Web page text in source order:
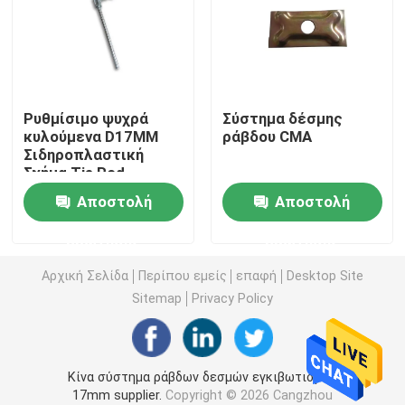
Μέρη υλικών σκαλωσιάς κλειδαριών δαχτυλιδιών
Βάση του Jack υλικών σκαλωσιάς
Κεφάλι του U υλικών σκαλωσιάς
Μέρη στηριγμάτων υλικών σκαλωσιάς χάλυβα
Σύστημα ράβδων δεσμών εγκιβωτισμού
Καρύδι ράβδων δεσμών
Ρυθμίσιμο ψυχρά
κυλούμενα D17MM
Σιδηροπλαστική
Σχήμα Tie Rod
Αποστολή
Σύστημα δέσμης
ράβδου CMA
Αποστολή
Αρχική Σελίδα Περίπου εμείς επαφή
Desktop Site
Sitemap
Privacy Policy
Κίνα σύστημα ράβδων δεσμών εγκιβωτισμού
17mm supplier. Copyright © 2026 Cangzhou